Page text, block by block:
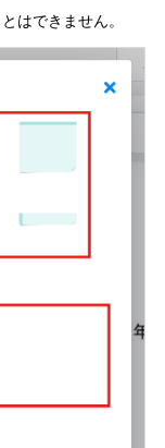
はできません。